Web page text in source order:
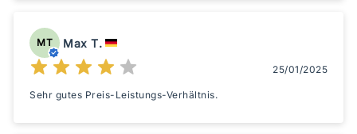
MT Max T.
25/01/2025
Sehr gutes Preis-Leistungs-Verhältnis.